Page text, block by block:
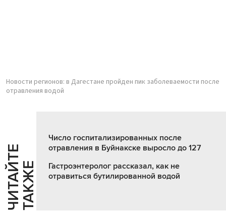
Новости регионов: в Дагестане пройден пик заболеваемости после
отравления водой
Ч
И
Т
АЙ
Т
Е
Т
А
К
ЖЕ
Число госпитализированных после
отравления в Буйнакске выросло до 127
Гастроэнтеролог рассказал, как не
отравиться бутилированной водой